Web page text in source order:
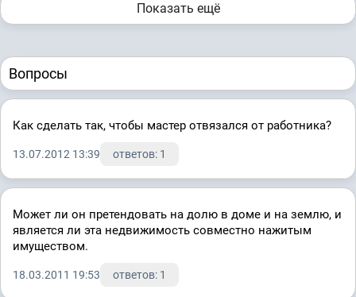
Показать ещё
Вопросы
Как сделать так, чтобы мастер отвязался от работника?
13.07.2012 13:39 ответов: 1
Может ли он претендовать на долю в доме и на землю, и
является ли эта недвижимость совместно нажитым
имуществом.
18.03.2011 19:53 ответов: 1